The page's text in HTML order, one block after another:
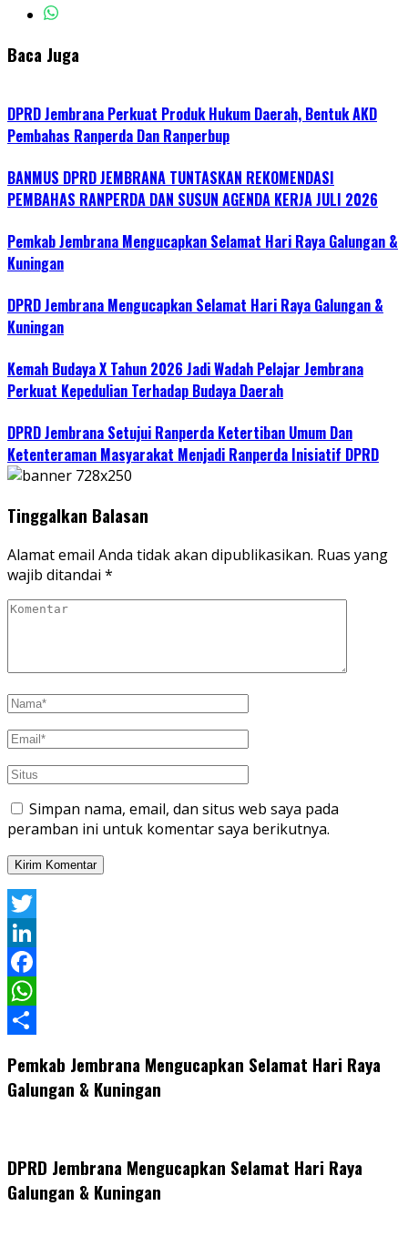
Baca Juga
DPRD Jembrana Perkuat Produk Hukum Daerah, Bentuk AKD
Pembahas Ranperda Dan Ranperbup
BANMUS DPRD JEMBRANA TUNTASKAN REKOMENDASI
PEMBAHAS RANPERDA DAN SUSUN AGENDA KERJA JULI 2026
Pemkab Jembrana Mengucapkan Selamat Hari Raya Galungan &
Kuningan
DPRD Jembrana Mengucapkan Selamat Hari Raya Galungan &
Kuningan
Kemah Budaya X Tahun 2026 Jadi Wadah Pelajar Jembrana
Perkuat Kepedulian Terhadap Budaya Daerah
DPRD Jembrana Setujui Ranperda Ketertiban Umum Dan
Ketenteraman Masyarakat Menjadi Ranperda Inisiatif DPRD
Tinggalkan Balasan
Alamat email Anda tidak akan dipublikasikan. Ruas yang
wajib ditandai *
Simpan nama, email, dan situs web saya pada
peramban ini untuk komentar saya berikutnya.
Twitter
LinkedIn
Facebook
WhatsApp
Pemkab Jembrana Mengucapkan Selamat Hari Raya
Galungan & Kuningan
DPRD Jembrana Mengucapkan Selamat Hari Raya
Galungan & Kuningan